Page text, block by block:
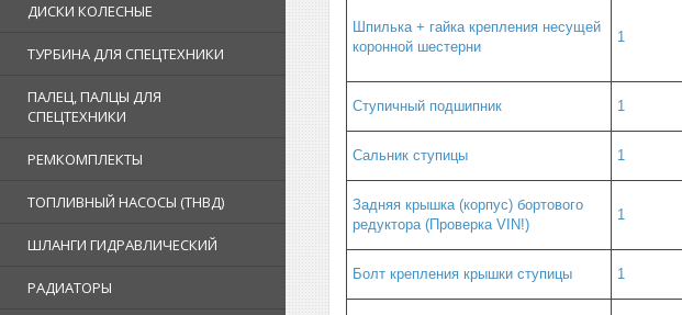
ДИСКИ КОЛЕСНЫЕ
ТУРБИНА ДЛЯ СПЕЦТЕХНИКИ
ПАЛЕЦ, ПАЛЦЫ ДЛЯ
СПЕЦТЕХНИКИ
РЕМКОМПЛЕКТЫ
ТОПЛИВНЫЙ НАСОСЫ (ТНВД)
ШЛАНГИ ГИДРАВЛИЧЕСКИЙ
РАДИАТОРЫ
Шпилька + гайка крепления несущей
коронной шестерни
1
Ступичный подшипник 1
Сальник ступицы 1
Задняя крышка (корпус) бортового
редуктора (Проверка VIN!)
1
Болт крепления крышки ступицы 1